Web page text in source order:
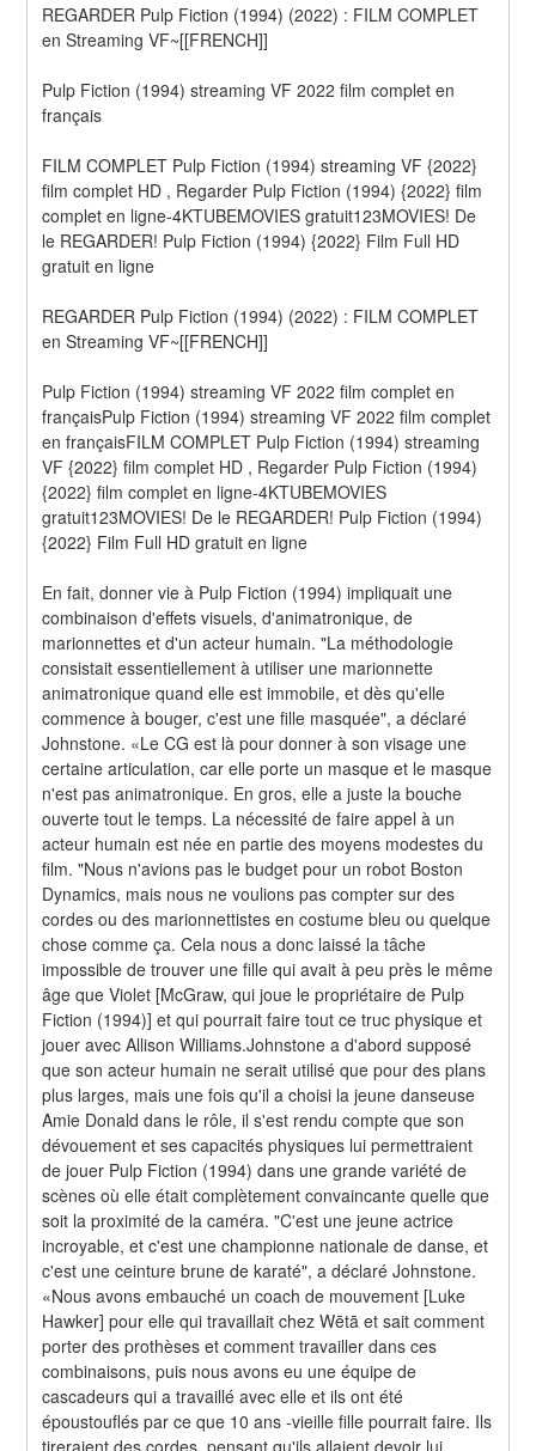
REGARDER Pulp Fiction (1994) (2022) : FILM COMPLET
en Streaming VF~[[FRENCH]]
Pulp Fiction (1994) streaming VF 2022 film complet en
français
FILM COMPLET Pulp Fiction (1994) streaming VF {2022}
film complet HD , Regarder Pulp Fiction (1994) {2022} film
complet en ligne-4KTUBEMOVIES gratuit123MOVIES! De
le REGARDER! Pulp Fiction (1994) {2022} Film Full HD
gratuit en ligne
REGARDER Pulp Fiction (1994) (2022) : FILM COMPLET
en Streaming VF~[[FRENCH]]
Pulp Fiction (1994) streaming VF 2022 film complet en
françaisPulp Fiction (1994) streaming VF 2022 film complet
en françaisFILM COMPLET Pulp Fiction (1994) streaming
VF {2022} film complet HD , Regarder Pulp Fiction (1994)
{2022} film complet en ligne-4KTUBEMOVIES
gratuit123MOVIES! De le REGARDER! Pulp Fiction (1994)
{2022} Film Full HD gratuit en ligne
En fait, donner vie à Pulp Fiction (1994) impliquait une
combinaison d'effets visuels, d'animatronique, de
marionnettes et d'un acteur humain. "La méthodologie
consistait essentiellement à utiliser une marionnette
animatronique quand elle est immobile, et dès qu'elle
commence à bouger, c'est une fille masquée", a déclaré
Johnstone. «Le CG est là pour donner à son visage une
certaine articulation, car elle porte un masque et le masque
n'est pas animatronique. En gros, elle a juste la bouche
ouverte tout le temps. La nécessité de faire appel à un
acteur humain est née en partie des moyens modestes du
film. "Nous n'avions pas le budget pour un robot Boston
Dynamics, mais nous ne voulions pas compter sur des
cordes ou des marionnettistes en costume bleu ou quelque
chose comme ça. Cela nous a donc laissé la tâche
impossible de trouver une fille qui avait à peu près le même
âge que Violet [McGraw, qui joue le propriétaire de Pulp
Fiction (1994)] et qui pourrait faire tout ce truc physique et
jouer avec Allison Williams.Johnstone a d'abord supposé
que son acteur humain ne serait utilisé que pour des plans
plus larges, mais une fois qu'il a choisi la jeune danseuse
Amie Donald dans le rôle, il s'est rendu compte que son
dévouement et ses capacités physiques lui permettraient
de jouer Pulp Fiction (1994) dans une grande variété de
scènes où elle était complètement convaincante quelle que
soit la proximité de la caméra. "C'est une jeune actrice
incroyable, et c'est une championne nationale de danse, et
c'est une ceinture brune de karaté", a déclaré Johnstone.
«Nous avons embauché un coach de mouvement [Luke
Hawker] pour elle qui travaillait chez Wētā et sait comment
porter des prothèses et comment travailler dans ces
combinaisons, puis nous avons eu une équipe de
cascadeurs qui a travaillé avec elle et ils ont été
époustouflés par ce que 10 ans -vieille fille pourrait faire. Ils
tireraient des cordes, pensant qu'ils allaient devoir lui